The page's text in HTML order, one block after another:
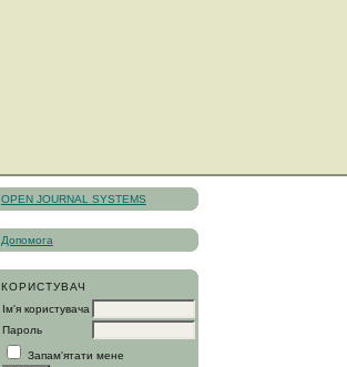
OPEN JOURNAL SYSTEMS
Допомога
КОРИСТУВАЧ
Ім'я користувача
Пароль
Запам'ятати мене